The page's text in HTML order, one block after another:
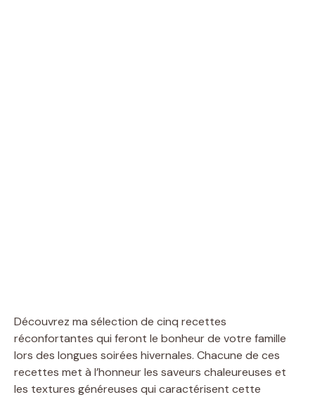
Découvrez ma sélection de cinq recettes
réconfortantes qui feront le bonheur de votre famille
lors des longues soirées hivernales. Chacune de ces
recettes met à l’honneur les saveurs chaleureuses et
les textures généreuses qui caractérisent cette